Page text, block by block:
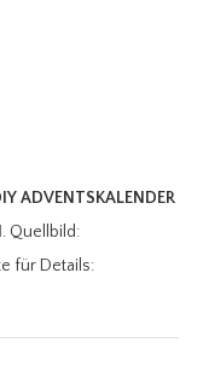
ADVENTSKALENDER
. Quellbild:
für Details: